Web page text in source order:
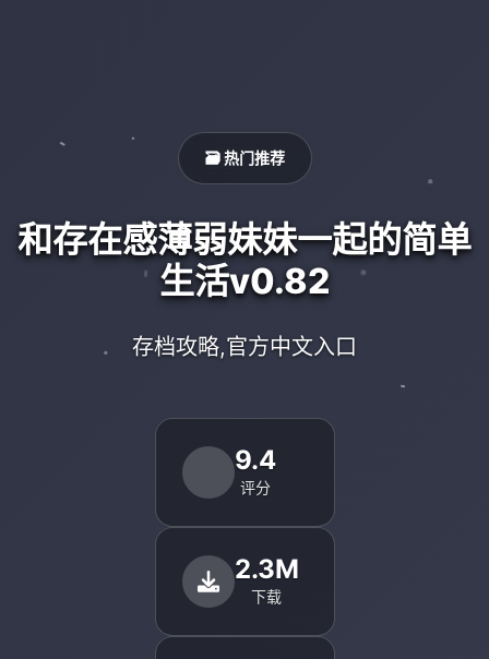
🗃️ 热门推荐
和存在感薄弱妹妹一起的简单
生活v0.82
存档攻略,官方中文入口
9.4
评分
2.3M
下载